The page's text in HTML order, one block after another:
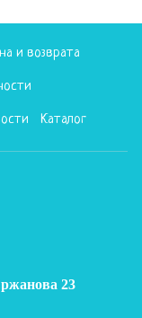
и возврата
Каталог
23